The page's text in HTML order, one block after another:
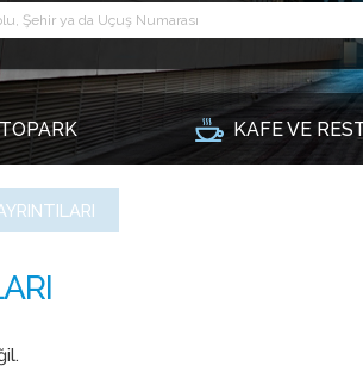
KAFE VE